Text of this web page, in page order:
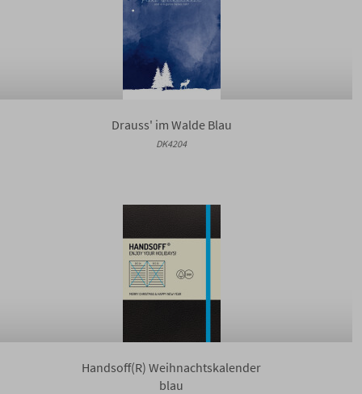
Drauss' im Walde Blau
DK4204
Handsoff(R) Weihnachtskalender
blau